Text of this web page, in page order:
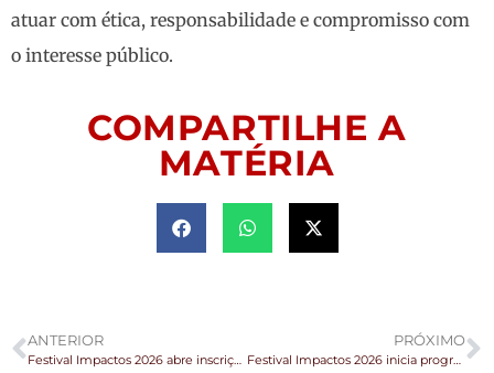
atuar com ética, responsabilidade e compromisso com
o interesse público.
COMPARTILHE A
MATÉRIA
ANTERIOR
Festival Impactos 2026 abre inscrições para Mostra Competitiva
PRÓXIMO
Festival Impactos 2026 inicia programação com workshops em escolas de Campo Mourão